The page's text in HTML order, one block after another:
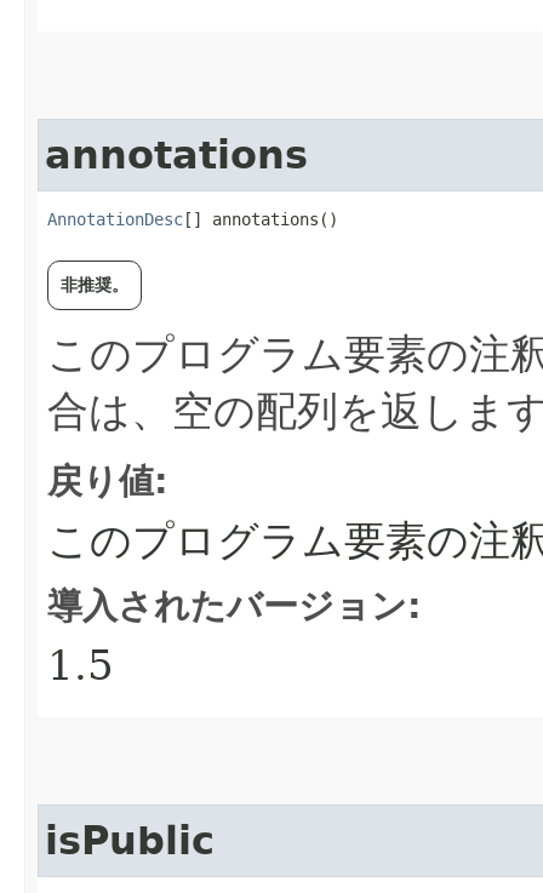
annotations
AnnotationDesc [] annotations()
非推奨。
このプログラム要素の注
合は、空の配列を返しま
戻り値:
このプログラム要素の注
導入されたバージョン:
1.5
isPublic